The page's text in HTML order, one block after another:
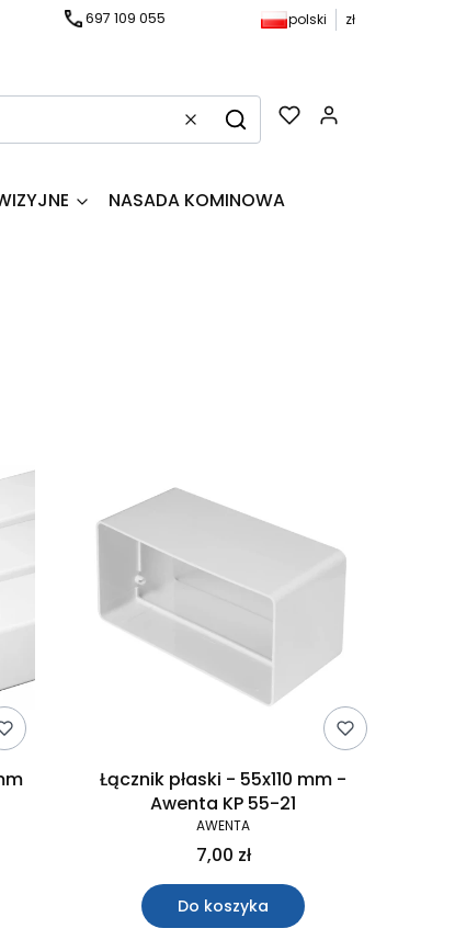
697 109 055 polski zł
WyczyśćSzukaj
NASADA KOMINOWA
Łącznik płaski - 55x110 mm -
Awenta KP 55-21
AWENTA
7,00 zł
Do koszyka